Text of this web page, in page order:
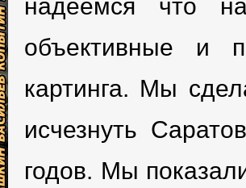
надеемся что
объективные и
картинга. Мы
исчезнуть
годов. Мы